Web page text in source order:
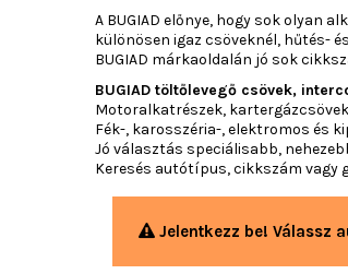
A BUGIAD előnye, hogy sok olyan
különösen igaz csöveknél, hűtés-
BUGIAD márkaoldalán jó sok
BUGIAD töltőlevegő csövek,
Motoralkatrészek,
Fék-, karosszéria-, elektromos és
Jó választás speciálisabb,
Keresés autótípus, cikkszám vagy
Jelentkezz be! Válassz